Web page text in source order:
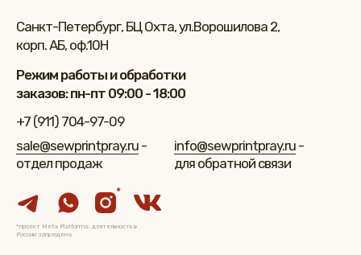
Санкт-Петербург, БЦ Охта, ул.Ворошилова 2,
корп. АБ, оф.10Н
+7 (911) 704-97-09
sale@sewprintpray.ru -
отдел продаж
Режим работы и обработки
заказов: пн-пт 09:00 - 18:00
*проект Meta Platforms, деятельность в
России запрещена
*
info@sewprintpray.ru -
для обратной связи